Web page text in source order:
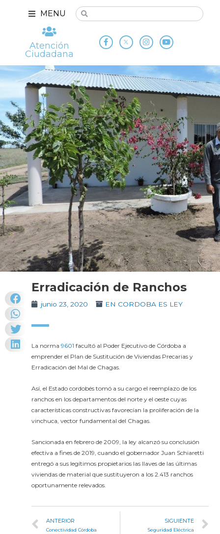
MENU
Atención
Ciudadana
Erradicación de Ranchos
junio 23, 2020 EN CORDOBA ES LEY
La norma 9601 facultó al Poder Ejecutivo de Córdoba a
emprender el Plan de Sustitución de Viviendas Precarias y
Erradicación del Mal de Chagas.
Así, el Estado cordobés tomó a su cargo el reemplazo de los
ranchos en los departamentos del norte y el oeste cuyas
características constructivas favorecían la proliferación de la
vinchuca, vector fundamental del Chagas.
Sancionada en febrero de 2009, la ley alcanzó su conclusión
efectiva a fines de 2019, cuando el gobernador Juan Schiaretti
entregó a sus legítimos propietarios las llaves de las últimas
viviendas de material que sustituyeron a los 2.413 ranchos
oportunamente relevados.
ANTERIOR
Conectividad Córdoba
SIGUIENTE
Seguridad Eléctrica